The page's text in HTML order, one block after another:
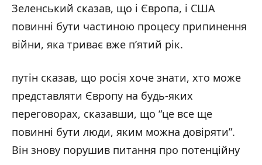
Зеленський сказав, що і Європа, і США
повинні бути частиною процесу припинення
війни, яка триває вже п’ятий рік.
путін сказав, що росія хоче знати, хто може
представляти Європу на будь-яких
переговорах, сказавши, що “це все ще
повинні бути люди, яким можна довіряти”.
Він знову порушив питання про потенційну